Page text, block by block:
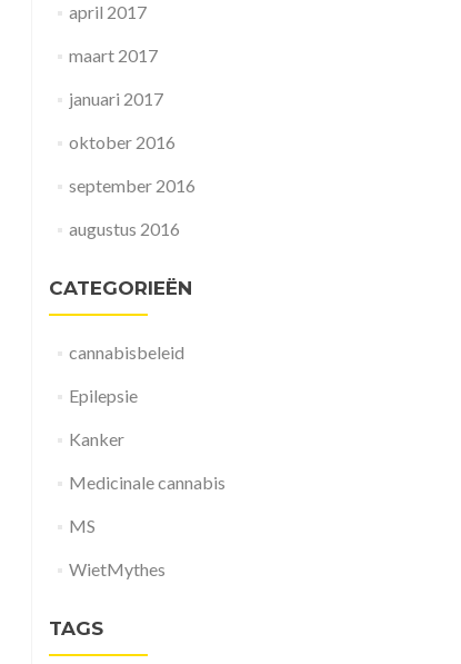
april 2017
maart 2017
januari 2017
oktober 2016
september 2016
augustus 2016
CATEGORIEËN
cannabisbeleid
Epilepsie
Kanker
Medicinale cannabis
MS
WietMythes
TAGS